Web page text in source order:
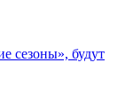
сезоны», будут